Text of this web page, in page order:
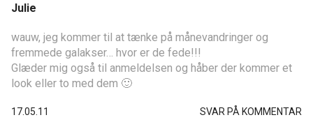
Julie
wauw, jeg kommer til at tænke på månevandringer og
fremmede galakser… hvor er de fede!!!
Glæder mig også til anmeldelsen og håber der kommer et
look eller to med dem 🙂
17.05.11 SVAR PÅ KOMMENTAR